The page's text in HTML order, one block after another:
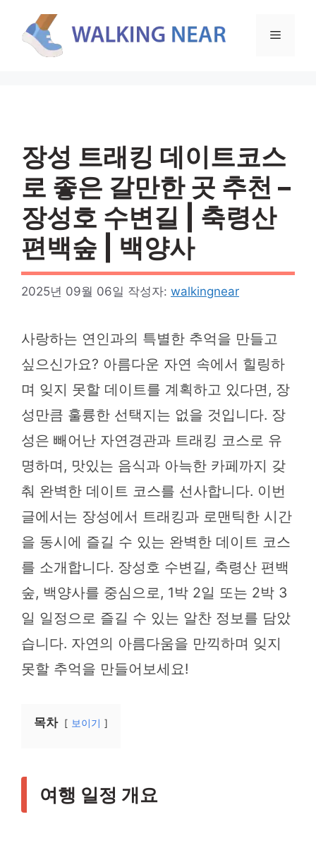
메
장성 트래킹 데이트코스
로 좋은 갈만한 곳 추천 –
장성호 수변길 | 축령산
편백숲 | 백양사
2025년 09월 06일 작성자: walkingnear
사랑하는 연인과의 특별한 추억을 만들고
싶으신가요? 아름다운 자연 속에서 힐링하
며 잊지 못할 데이트를 계획하고 있다면, 장
성만큼 훌륭한 선택지는 없을 것입니다. 장
성은 빼어난 자연경관과 트래킹 코스로 유
명하며, 맛있는 음식과 아늑한 카페까지 갖
춰 완벽한 데이트 코스를 선사합니다. 이번
글에서는 장성에서 트래킹과 로맨틱한 시간
을 동시에 즐길 수 있는 완벽한 데이트 코스
를 소개합니다. 장성호 수변길, 축령산 편백
숲, 백양사를 중심으로, 1박 2일 또는 2박 3
일 일정으로 즐길 수 있는 알찬 정보를 담았
습니다. 자연의 아름다움을 만끽하며 잊지
못할 추억을 만들어보세요!
목차 보이기
여행 일정 개요